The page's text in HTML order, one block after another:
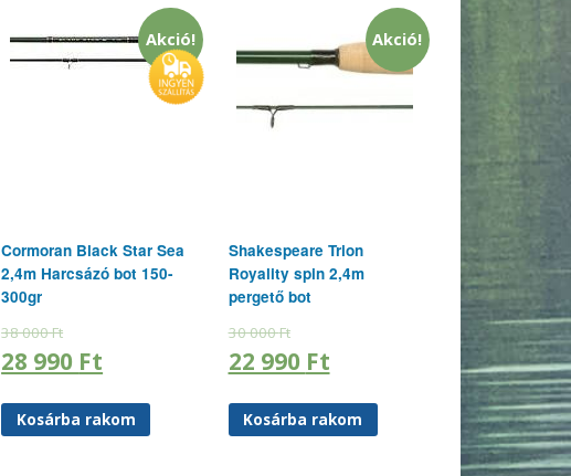
Akció!
Cormoran Black Star Sea
2,4m Harcsázó bot 150-
300gr
38 000Ft
28 990 Ft
Kosárba rakom
Akció!
Shakespeare Trion
Royality spin 2,4m
pergető bot
30 000Ft
22 990 Ft
Kosárba rakom